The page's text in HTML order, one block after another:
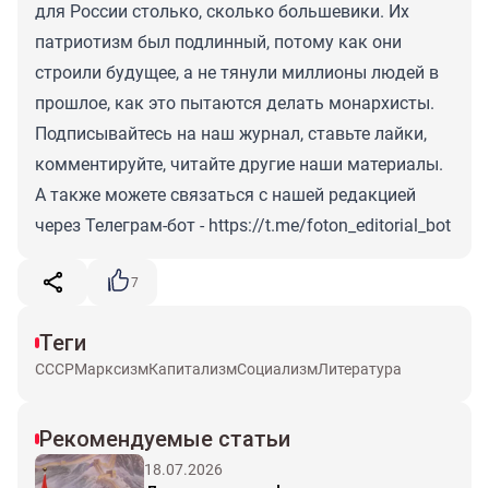
для России столько, сколько большевики. Их
патриотизм был подлинный, потому как они
строили будущее, а не тянули миллионы людей в
прошлое, как это пытаются делать монархисты.
Подписывайтесь на наш журнал, ставьте лайки,
комментируйте, читайте другие наши материалы.
А также можете связаться с нашей редакцией
через Телеграм-бот - https://t.me/foton_editorial_bot
7
Теги
СССРМарксизмКапитализмСоциализмЛитература
Рекомендуемые статьи
18.07.2026